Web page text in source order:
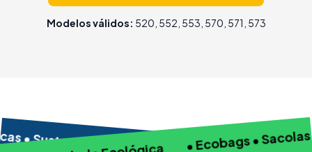
Modelos válidos: 520, 552, 553, 570, 571, 573